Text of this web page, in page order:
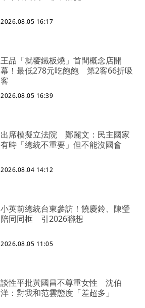
2026.08.05 16:17
王品「就饗鐵板燒」首間概念店開
幕！最低278元吃飽飽 第2客66折吸
客
2026.08.05 16:39
出席模擬立法院 鄭麗文：民主國家
有時「總統不重要」但不能沒國會
2026.08.04 14:12
小英前總統台東參訪！饒慶鈴、陳瑩
陪同同框 引2026聯想
2026.08.05 11:05
談性平批黃國昌不尊重女性 沈伯
洋：對我和范雲態度「差超多」